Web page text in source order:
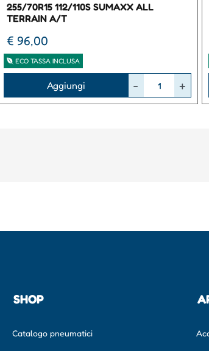
255/70R15 112/110S SUMAXX ALL
TERRAIN A/T
€ 96,00
ECO TASSA INCLUSA
Aggiungi
SHOP
Catalogo pneumatici